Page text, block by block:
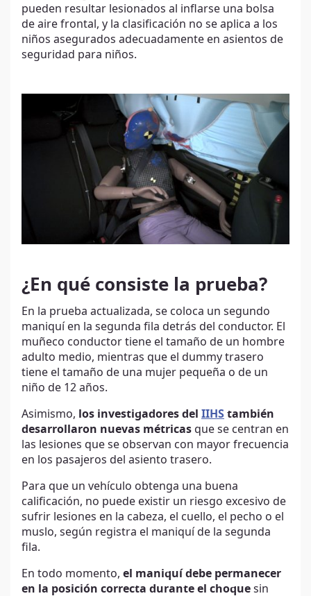
pueden resultar lesionados al inflarse una bolsa
de aire frontal, y la clasificación no se aplica a los
niños asegurados adecuadamente en asientos de
seguridad para niños.
¿En qué consiste la prueba?
En la prueba actualizada, se coloca un segundo
maniquí en la segunda fila detrás del conductor. El
muñeco conductor tiene el tamaño de un hombre
adulto medio, mientras que el dummy trasero
tiene el tamaño de una mujer pequeña o de un
niño de 12 años.
Asimismo, los investigadores del IIHS también
desarrollaron nuevas métricas que se centran en
las lesiones que se observan con mayor frecuencia
en los pasajeros del asiento trasero.
Para que un vehículo obtenga una buena
calificación, no puede existir un riesgo excesivo de
sufrir lesiones en la cabeza, el cuello, el pecho o el
muslo, según registra el maniquí de la segunda
fila.
En todo momento, el maniquí debe permanecer
en la posición correcta durante el choque sin